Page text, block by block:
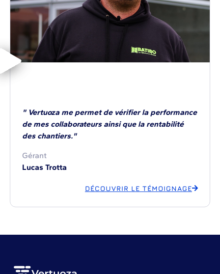
" Vertuoza me permet de vérifier la performance
de mes collaborateurs ainsi que la rentabilité
des chantiers."
Gérant
Lucas Trotta
DÉCOUVRIR LE TÉMOIGNAGE